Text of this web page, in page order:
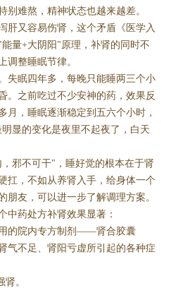
别难熬，精神状态也越来越差。
肝又容易伤肾，这个矛盾《医学入
量+大阴阳"原理，补肾的同时不
调整睡眠节律。
失眠四年多，每晚只能睡两三个小
。之前吃过不少安神的药，效果反
月，睡眠逐渐稳定到五六个小时，
显的变化是夜里不起夜了，白天
，邪不可干"，睡好觉的根本在于肾
扛，不如从养肾入手，给身体一个
朋友，可以进一步了解调理方案。
中药处方补肾效果显著：
的院内专方制剂——肾合胶囊
气不足、肾阳亏虚所引起的各种症
。